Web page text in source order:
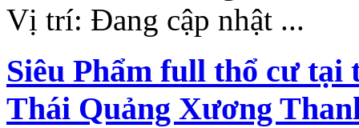
Vị trí: Đang cập nhật ...
Siêu Phẩm full thổ cư
Thái Quảng Xương